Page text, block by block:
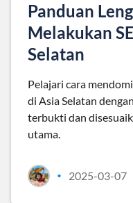
Panduan
Melakukan
Selatan
Pelajari cara
di Asia Selatan
terbukti dan
utama.
• 2025-03-07